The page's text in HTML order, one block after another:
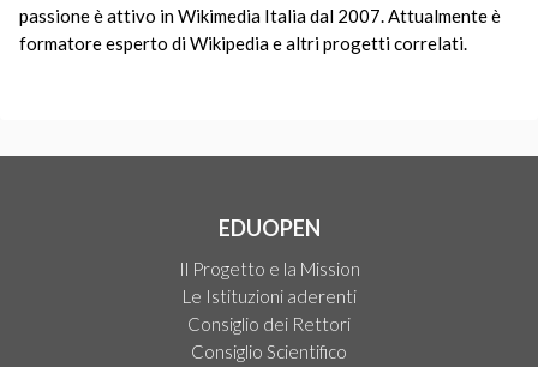
passione è attivo in Wikimedia Italia dal 2007. Attualmente è
formatore esperto di Wikipedia e altri progetti correlati.
EDUOPEN
Il Progetto e la Mission
Le Istituzioni aderenti
Consiglio dei Rettori
Consiglio Scientifico